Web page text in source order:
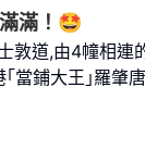
滿！🤩
敦道,由4幢相連
當鋪大王｣羅肇